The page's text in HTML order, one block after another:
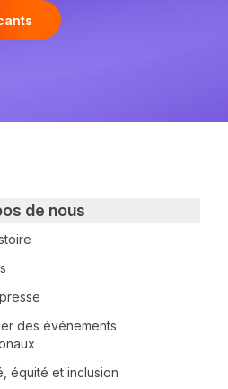
de nous
des événements
équité et inclusion